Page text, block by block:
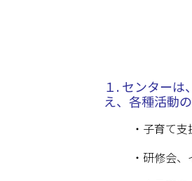
１. センター
え、各種活動
・子育て
・研修会